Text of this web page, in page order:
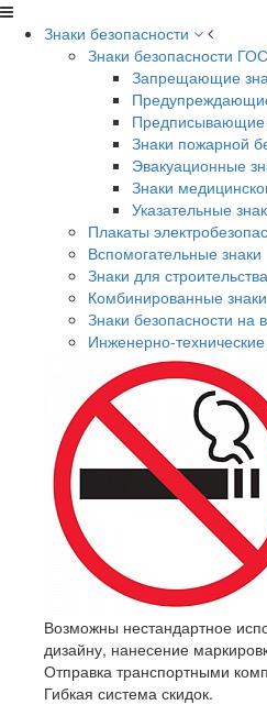
Знаки безопасности
Знаки безопасности
Запрещающие
Предписывающие
Знаки пожарной
Эвакуационные
Знаки
Указательные
Плакаты
Вспомогательные знаки
Знаки для строительства
Комбинированные знаки
Знаки безопасности на
Инженерно-технические
Возможны нестандартное
дизайну, нанесение
Отправка транспортными
Гибкая система скидок.